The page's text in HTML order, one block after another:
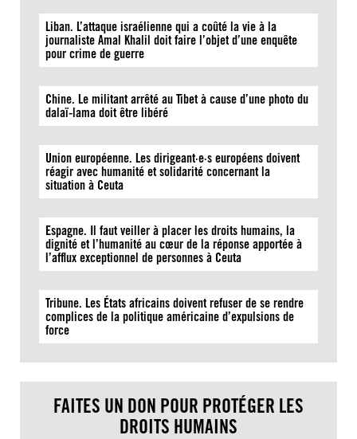
Liban. L’attaque israélienne qui a coûté la vie à la
journaliste Amal Khalil doit faire l’objet d’une enquête
pour crime de guerre
Chine. Le militant arrêté au Tibet à cause d’une photo du
dalaï-lama doit être libéré
Union européenne. Les dirigeant·e·s européens doivent
réagir avec humanité et solidarité concernant la
situation à Ceuta
Espagne. Il faut veiller à placer les droits humains, la
dignité et l’humanité au cœur de la réponse apportée à
l’afflux exceptionnel de personnes à Ceuta
Tribune. Les États africains doivent refuser de se rendre
complices de la politique américaine d’expulsions de
force
FAITES UN DON POUR PROTÉGER LES
DROITS HUMAINS